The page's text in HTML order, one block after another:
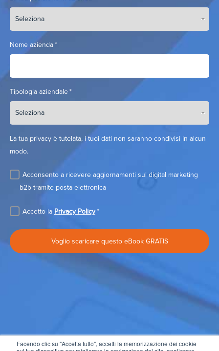
Facendo clic su "Accetta tutto", accetti la memorizzazione dei cookie
Nome azienda*
Tipologia aziendale*
La tua privacy è tutelata, i tuoi dati non saranno condivisi in alcun
modo.
Acconsento a ricevere aggiornamenti sul digital marketing
b2b tramite posta elettronica
Accetto la Privacy Policy *